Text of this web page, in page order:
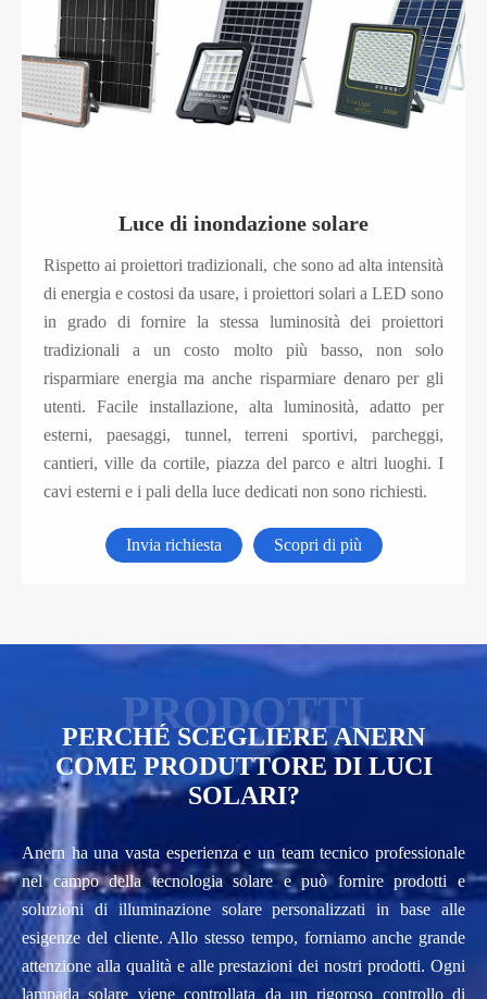
Luce di inondazione solare intelligente efficiente
(AN-SFL-PL)
Luce di inondazione solare
Rispetto ai proiettori tradizionali, che sono ad alta intensità
di energia e costosi da usare, i proiettori solari a LED sono
in grado di fornire la stessa luminosità dei proiettori
tradizionali a un costo molto più basso, non solo
risparmiare energia ma anche risparmiare denaro per gli
utenti. Facile installazione, alta luminosità, adatto per
esterni, paesaggi, tunnel, terreni sportivi, parcheggi,
cantieri, ville da cortile, piazza del parco e altri luoghi. I
cavi esterni e i pali della luce dedicati non sono richiesti.
Invia richiesta Scopri di più
PERCHÉ SCEGLIERE ANERN
COME PRODUTTORE DI LUCI
SOLARI?
Anern ha una vasta esperienza e un team tecnico professionale
nel campo della tecnologia solare e può fornire prodotti e
soluzioni di illuminazione solare personalizzati in base alle
esigenze del cliente. Allo stesso tempo, forniamo anche grande
attenzione alla qualità e alle prestazioni dei nostri prodotti. Ogni
lampada solare viene controllata da un rigoroso controllo di